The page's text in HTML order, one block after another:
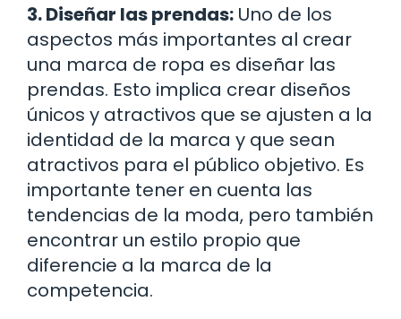
3. Diseñar las prendas: Uno de los
aspectos más importantes al crear
una marca de ropa es diseñar las
prendas. Esto implica crear diseños
únicos y atractivos que se ajusten a la
identidad de la marca y que sean
atractivos para el público objetivo. Es
importante tener en cuenta las
tendencias de la moda, pero también
encontrar un estilo propio que
diferencie a la marca de la
competencia.